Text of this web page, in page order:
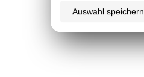
Auswahl speichern